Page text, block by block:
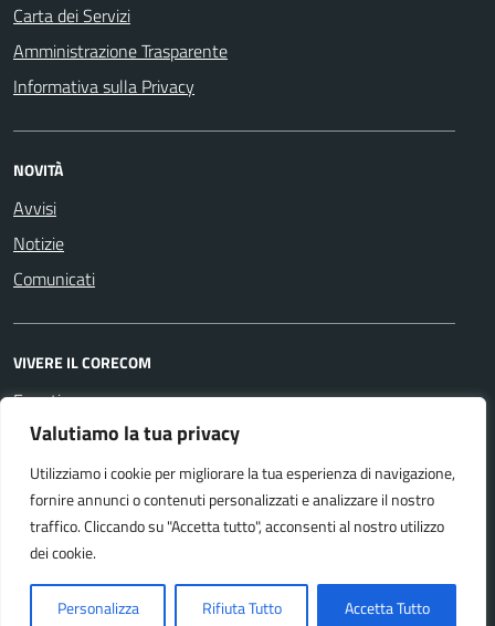
Valutiamo la tua privacy
Utilizziamo i cookie per migliorare la tua esperienza di navigazione,
fornire annunci o contenuti personalizzati e analizzare il nostro
traffico. Cliccando su "Accetta tutto", acconsenti al nostro utilizzo
dei cookie.
Personalizza Rifiuta Tutto Accetta Tutto
Carta dei Servizi
Amministrazione Trasparente
Informativa sulla Privacy
NOVITÀ
Avvisi
Notizie
Comunicati
VIVERE IL CORECOM
Eventi
SEGUICI SU
Facebook Youtube
Accessibilità